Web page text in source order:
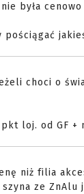
była
choci o
loj. od GF +
niż filia
ze